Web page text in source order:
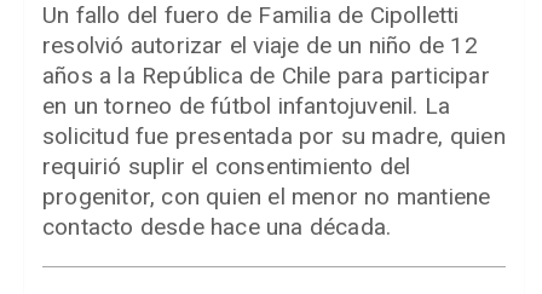
Un fallo del fuero de Familia de Cipolletti
resolvió autorizar el viaje de un niño de 12
años a la República de Chile para participar
en un torneo de fútbol infantojuvenil. La
solicitud fue presentada por su madre, quien
requirió suplir el consentimiento del
progenitor, con quien el menor no mantiene
contacto desde hace una década.